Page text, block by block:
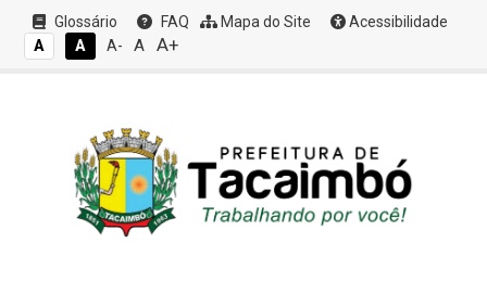
Glossário FAQ Mapa do Site
Acessibilidade
A
A A- A A+